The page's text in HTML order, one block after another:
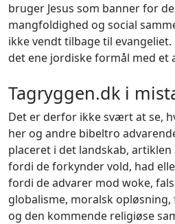
bruger Jesus som banner for
mangfoldighed og social
ikke vendt tilbage til
det ene jordiske formål med et
Tagryggen.dk i
Det er derfor ikke svært at se,
her og andre bibeltro
placeret i det landskab,
fordi de forkynder vold, had
fordi de advarer mod woke,
globalisme, moralsk
og den kommende religiøse